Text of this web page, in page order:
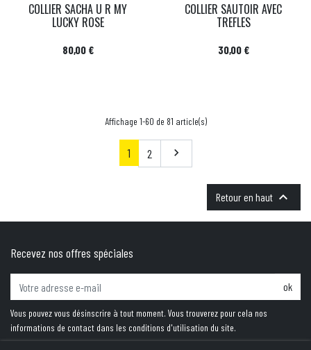
COLLIER SACHA U R MY
LUCKY ROSE
Prix
80,00 €
COLLIER SAUTOIR AVEC
TREFLES
Prix
30,00 €
Affichage 1-60 de 81 article(s)
1 2 Suivant

Retour en haut 
Recevez nos offres spéciales
ok
Vous pouvez vous désinscrire à tout moment. Vous trouverez pour cela nos
informations de contact dans les conditions d'utilisation du site.